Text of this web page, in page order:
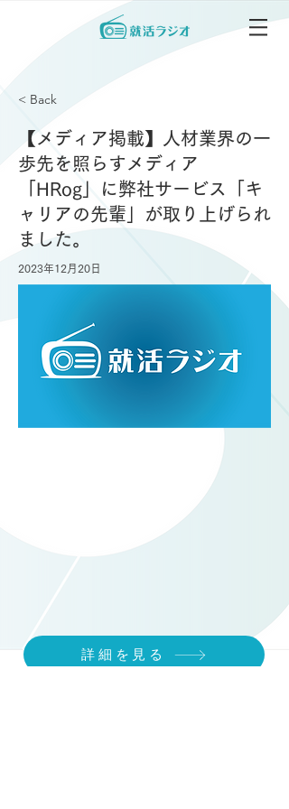
< Back
【メディア掲載】人材業界の一
歩先を照らすメディア
「HRog」に弊社サービス「キ
ャリアの先輩」が取り上げられ
ました。
2023年12月20日
詳細を見る